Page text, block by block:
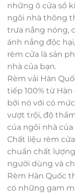
những ô cửa sổ
ngôi nhà thông
trưa nắng nóng,
ánh nắng độc
rèm cửa là sản
nhà của bạn.
Rèm vải Hàn
tiếp 100% từ
bởi nó với có
vượt trội, độ
của ngôi nhà của
Chất liệu rèm
chuẩn chất
người dùng và
Rèm Hàn Quốc
có những gam